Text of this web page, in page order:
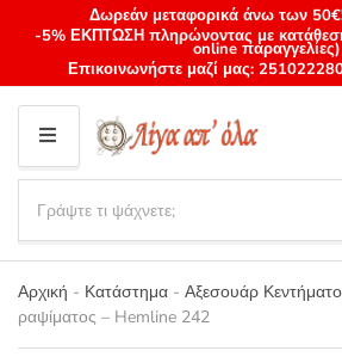
Δωρεάν μεταφορικά άνω των
-5% ΕΚΠΤΩΣΗ πληρώνοντας με
online παραγγελίες)
Επικοινωνήστε μαζί μας:
M
E
N
U
Category
name
a
r
c
h
p
Αρχική - Κατάστημα - Αξεσουάρ
ραψίματος – Hemline 242